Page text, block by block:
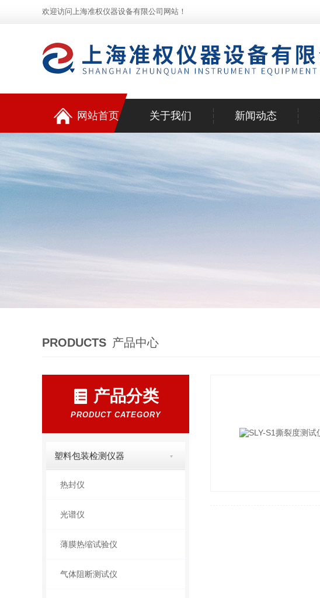
欢迎访问上海准权仪器设备有限公司网站！
网站首页 关于我们 新闻动态
PRODUCTS 产品中心
产品分类
PRODUCT CATEGORY
塑料包装检测仪器
热封仪
光谱仪
薄膜热缩试验仪
气体阻断测试仪